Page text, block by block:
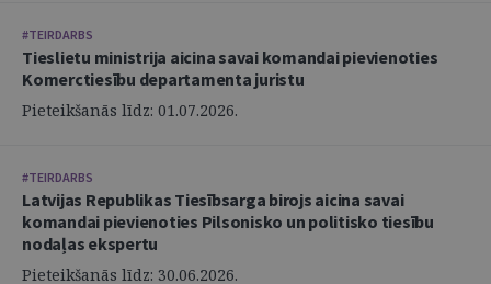
#TEIRDARBS
Tieslietu ministrija aicina savai komandai pievienoties
Komerctiesību departamenta juristu
Pieteikšanās līdz: 01.07.2026.
#TEIRDARBS
Latvijas Republikas Tiesībsarga birojs aicina savai
komandai pievienoties Pilsonisko un politisko tiesību
nodaļas ekspertu
Pieteikšanās līdz: 30.06.2026.